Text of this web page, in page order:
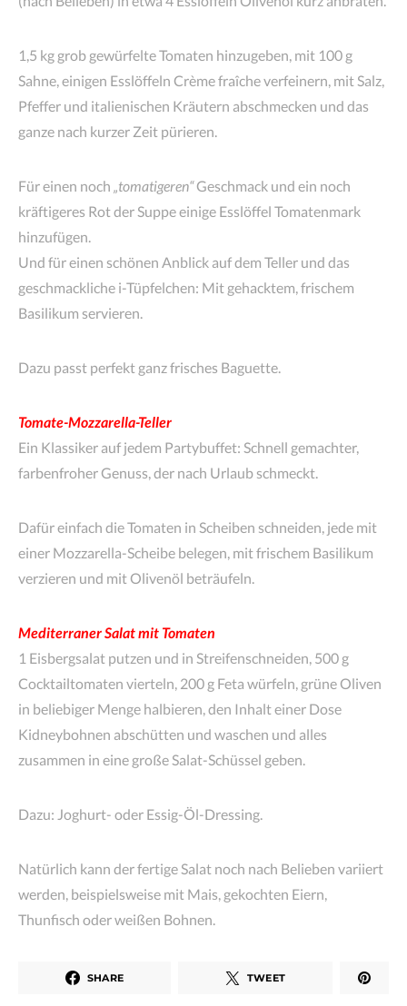
1,5 kg grob gewürfelte Tomaten hinzugeben, mit 100 g
Sahne, einigen Esslöffeln Crème fraîche verfeinern, mit Salz,
Pfeffer und italienischen Kräutern abschmecken und das
ganze nach kurzer Zeit pürieren.
Für einen noch „tomatigeren“Geschmack und ein noch
kräftigeres Rot der Suppe einige Esslöffel Tomatenmark
hinzufügen.
Und für einen schönen Anblick auf dem Teller und das
geschmackliche i-Tüpfelchen: Mit gehacktem, frischem
Basilikum servieren.
Dazu passt perfekt ganz frisches Baguette.
Tomate-Mozzarella-Teller
Ein Klassiker auf jedem Partybuffet: Schnell gemachter,
farbenfroher Genuss, der nach Urlaub schmeckt.
Dafür einfach die Tomaten in Scheiben schneiden, jede mit
einer Mozzarella-Scheibe belegen, mit frischem Basilikum
verzieren und mit Olivenöl beträufeln.
Mediterraner Salat mit Tomaten
1 Eisbergsalat putzen und in Streifenschneiden, 500 g
Cocktailtomaten vierteln, 200 g Feta würfeln, grüne Oliven
in beliebiger Menge halbieren, den Inhalt einer Dose
Kidneybohnen abschütten und waschen und alles
zusammen in eine große Salat-Schüssel geben.
Dazu: Joghurt- oder Essig-Öl-Dressing.
Natürlich kann der fertige Salat noch nach Belieben variiert
werden, beispielsweise mit Mais, gekochten Eiern,
Thunfisch oder weißen Bohnen.
SHARE TWEET